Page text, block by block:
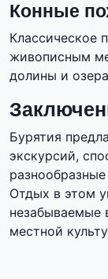
Конные
Классическое
живописным
долины и
Бурятия
экскурсий,
Отдых в этом
незабываемые
местной